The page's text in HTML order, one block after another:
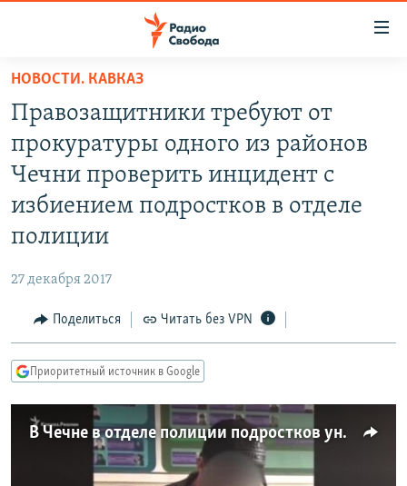
упрощенного
доступа
основному
содержанию
главной
навигации
Вернутся
поиску
ПОДКАСТЫ
АВТОРСКИЕ ПРОЕКТЫ
ЦИТАТЫ СВОБОДЫ
МНЕНИЯ
IDEL.РЕАЛИИ
КАВКАЗ.РЕАЛИИ
СЕВЕР.РЕАЛИИ
РАСПИСАНИЕ ВЕЩАНИЯ
ПОДПИШИТЕСЬ НА РАССЫЛКУ
НОВОСТИ. КАВКАЗ
Правозащитники требуют от
прокуратуры одного из районов
Чечни проверить инцидент с
избиением подростков в отделе
полиции
27 декабря 2017
Поделиться Читать без VPN
Приоритетный источник в Google
В Чечне в отделе полиции подростков унизили и заставили извиниться